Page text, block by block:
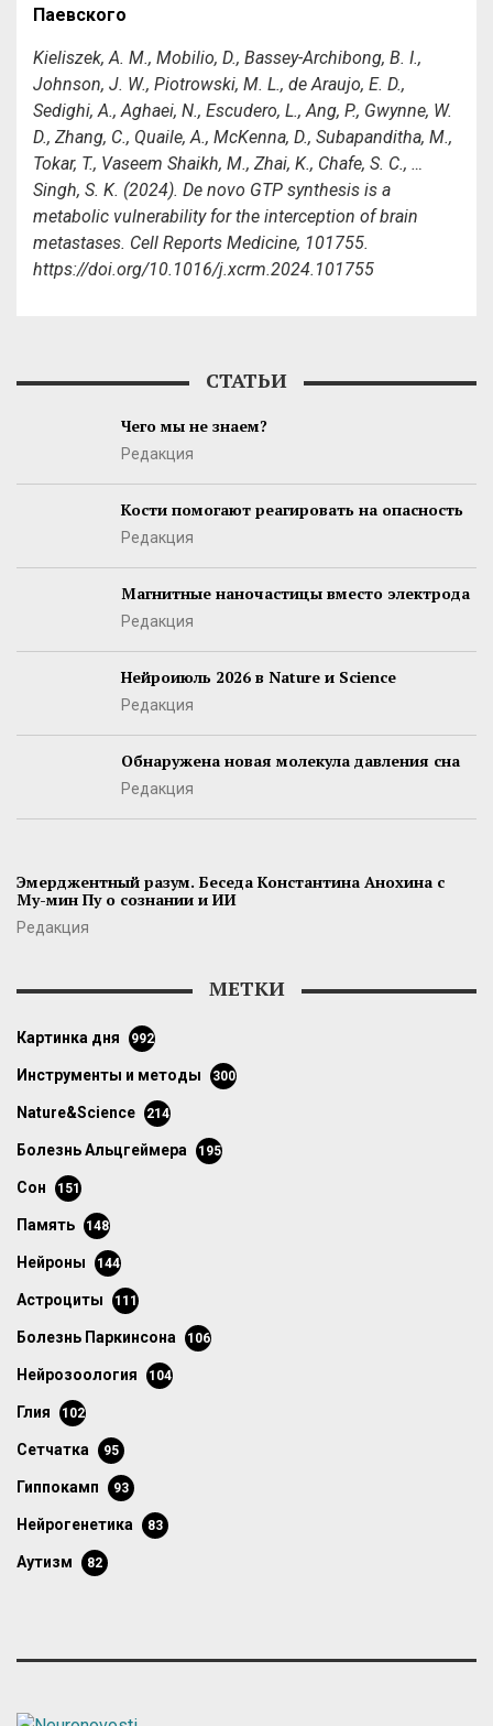
Паевского
Kieliszek, A. M., Mobilio, D., Bassey-Archibong, B. I.,
Johnson, J. W., Piotrowski, M. L., de Araujo, E. D.,
Sedighi, A., Aghaei, N., Escudero, L., Ang, P., Gwynne, W.
D., Zhang, C., Quaile, A., McKenna, D., Subapanditha, M.,
Tokar, T., Vaseem Shaikh, M., Zhai, K., Chafe, S. C., …
Singh, S. K. (2024). De novo GTP synthesis is a
metabolic vulnerability for the interception of brain
metastases. Cell Reports Medicine, 101755.
https://doi.org/10.1016/j.xcrm.2024.101755
СТАТЬИ
Чего мы не знаем?
Редакция
Кости помогают реагировать на опасность
Редакция
Магнитные наночастицы вместо электрода
Редакция
Нейроиюль 2026 в Nature и Science
Редакция
Обнаружена новая молекула давления сна
Редакция
Эмерджентный разум. Беседа Константина Анохина с
Му-мин Пу о сознании и ИИ
Редакция
МЕТКИ
картинка дня 992
инструменты и методы 300
Nature&Science 214
болезнь Альцгеймера 195
сон 151
память 148
нейроны 144
астроциты 111
болезнь Паркинсона 106
нейрозоология 104
глия 102
сетчатка 95
гиппокамп 93
нейрогенетика 83
аутизм 82